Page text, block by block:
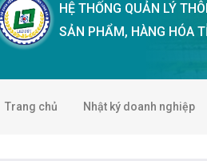
HỆ THỐNG QUẢN LÝ
SẢN PHẨM, HÀNG HÓA
Trang chủ Nhật ký doanh nghiệp